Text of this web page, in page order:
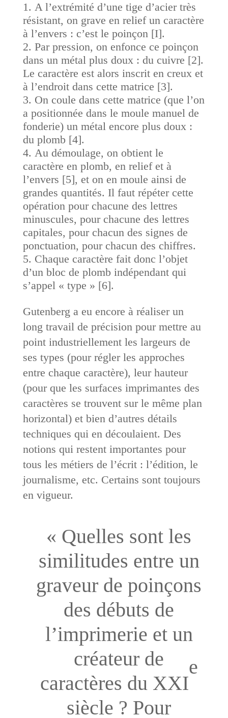
A l’extrémité d’une tige d’acier très
résistant, on grave en relief un caractère
à l’envers : c’est le poinçon [I].
Par pression, on enfonce ce poinçon
dans un métal plus doux : du cuivre [2].
Le caractère est alors inscrit en creux et
à l’endroit dans cette matrice [3].
On coule dans cette matrice (que l’on
a positionnée dans le moule manuel de
fonderie) un métal encore plus doux :
du plomb [4].
Au démoulage, on obtient le
caractère en plomb, en relief et à
l’envers [5], et on en moule ainsi de
grandes quantités. Il faut répéter cette
opération pour chacune des lettres
minuscules, pour chacune des lettres
capitales, pour chacun des signes de
ponctuation, pour chacun des chiffres.
Chaque caractère fait donc l’objet
d’un bloc de plomb indépendant qui
s’appel « type » [6].
Gutenberg a eu encore à réaliser un
long travail de précision pour mettre au
point industriellement les largeurs de
ses types (pour régler les approches
entre chaque caractère), leur hauteur
(pour que les surfaces imprimantes des
caractères se trouvent sur le même plan
horizontal) et bien d’autres détails
techniques qui en découlaient. Des
notions qui restent importantes pour
tous les métiers de l’écrit : l’édition, le
journalisme, etc. Certains sont toujours
en vigueur.
« Quelles sont les
similitudes entre un
graveur de poinçons
des débuts de
l’imprimerie et un
créateur de
caractères du XXI
e
siècle ? Pour